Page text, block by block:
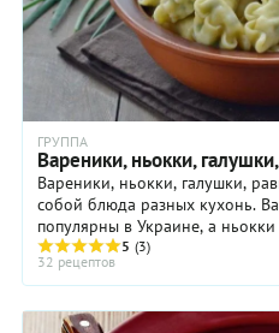
ГРУППА
Вареники, ньокки,
Вареники, ньокки, галушки,
собой блюда разных кухонь.
популярны в Украине, а
пельмени) - популярные
5 (3)
32 рецептов